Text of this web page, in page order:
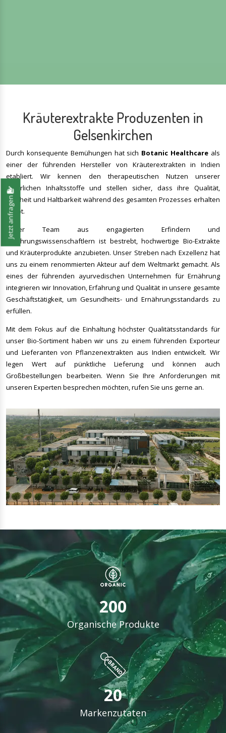
Kräuterextrakte Produzenten in
Gelsenkirchen
Durch konsequente Bemühungen hat sich Botanic Healthcare als
einer der führenden Hersteller von Kräuterextrakten in Indien
etabliert. Wir kennen den therapeutischen Nutzen unserer
natürlichen Inhaltsstoffe und stellen sicher, dass ihre Qualität,
Reinheit und Haltbarkeit während des gesamten Prozesses erhalten
bleibt.
Unser Team aus engagierten Erfindern und
Ernährungswissenschaftlern ist bestrebt, hochwertige Bio-Extrakte
und Kräuterprodukte anzubieten. Unser Streben nach Exzellenz hat
uns zu einem renommierten Akteur auf dem Weltmarkt gemacht. Als
eines der führenden ayurvedischen Unternehmen für Ernährung
integrieren wir Innovation, Erfahrung und Qualität in unsere gesamte
Geschäftstätigkeit, um Gesundheits- und Ernährungsstandards zu
erfüllen.
Mit dem Fokus auf die Einhaltung höchster Qualitätsstandards für
unser Bio-Sortiment haben wir uns zu einem führenden Exporteur
und Lieferanten von Pflanzenextrakten aus Indien entwickelt. Wir
legen Wert auf pünktliche Lieferung und können auch
Großbestellungen bearbeiten. Wenn Sie Ihre Anforderungen mit
unseren Experten besprechen möchten, rufen Sie uns gerne an.
200
Organische Produkte
20
Markenzutaten
Jetzt anfragen